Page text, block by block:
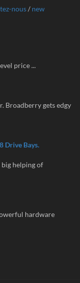
nous/ new
price ...
Broadberry gets edgy
Drive Bays.
helping of
hardware